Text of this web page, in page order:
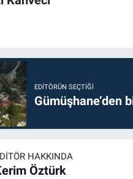
EDITÖRÜN SEÇTIĞI
Gümüşhane’den
HAKKINDA
Öztürk